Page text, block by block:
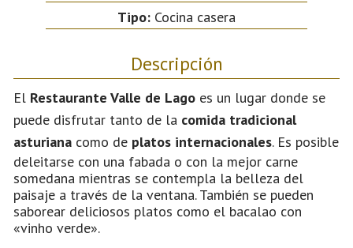
Tipo: Cocina casera
Descripción
El Restaurante Valle de Lago es un lugar donde se
puede disfrutar tanto de la comida tradicional
asturiana como de platos internacionales. Es posible
deleitarse con una fabada o con la mejor carne
somedana mientras se contempla la belleza del
paisaje a través de la ventana. También se pueden
saborear deliciosos platos como el bacalao con
«vinho verde».